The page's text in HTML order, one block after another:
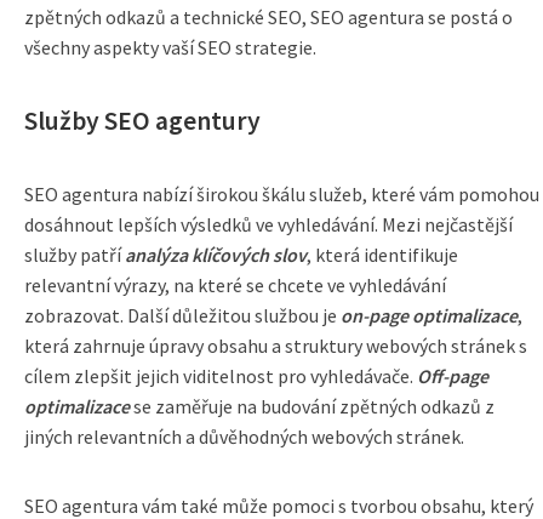
zpětných odkazů a technické SEO, SEO agentura se postá o
všechny aspekty vaší SEO strategie.
Služby SEO agentury
SEO agentura nabízí širokou škálu služeb, které vám pomohou
dosáhnout lepších výsledků ve vyhledávání. Mezi nejčastější
služby patříanalýza klíčových slov, která identifikuje
relevantní výrazy, na které se chcete ve vyhledávání
zobrazovat. Další důležitou službou je on-page optimalizace,
která zahrnuje úpravy obsahu a struktury webových stránek s
cílem zlepšit jejich viditelnost pro vyhledávače. Off-page
optimalizacese zaměřuje na budování zpětných odkazů z
jiných relevantních a důvěhodných webových stránek.
SEO agentura vám také může pomoci s tvorbou obsahu, který